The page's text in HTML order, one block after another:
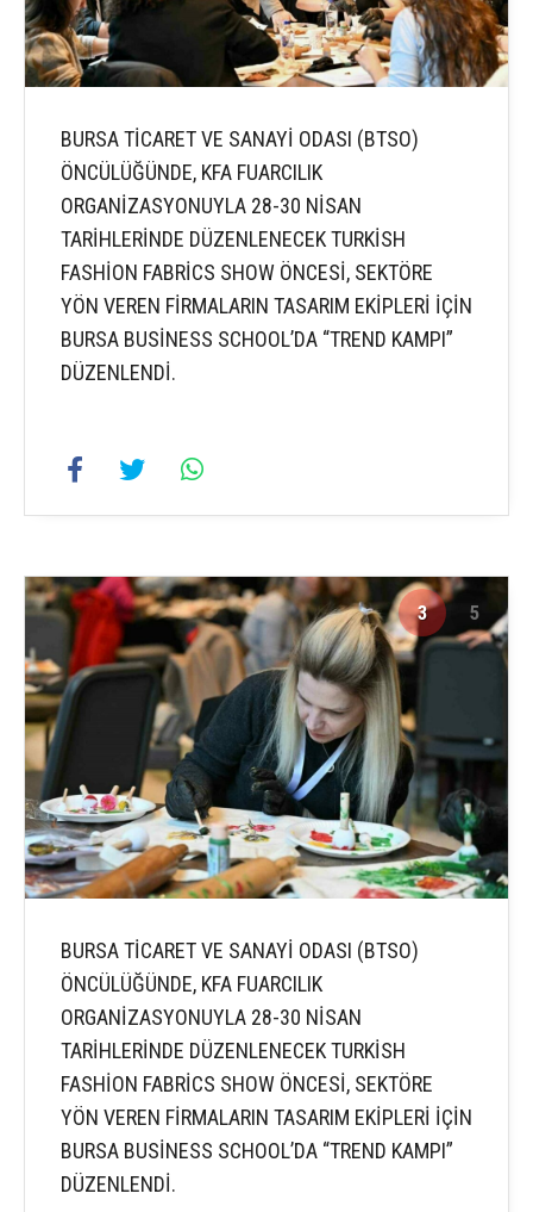
BURSA TİCARET VE SANAYİ ODASI (BTSO)
ÖNCÜLÜĞÜNDE, KFA FUARCILIK
ORGANİZASYONUYLA 28-30 NİSAN
TARİHLERİNDE DÜZENLENECEK TURKİSH
FASHİON FABRİCS SHOW ÖNCESİ, SEKTÖRE
YÖN VEREN FİRMALARIN TASARIM EKİPLERİ İÇİN
BURSA BUSİNESS SCHOOL’DA “TREND KAMPI”
DÜZENLENDİ.
3 5
BURSA TİCARET VE SANAYİ ODASI (BTSO)
ÖNCÜLÜĞÜNDE, KFA FUARCILIK
ORGANİZASYONUYLA 28-30 NİSAN
TARİHLERİNDE DÜZENLENECEK TURKİSH
FASHİON FABRİCS SHOW ÖNCESİ, SEKTÖRE
YÖN VEREN FİRMALARIN TASARIM EKİPLERİ İÇİN
BURSA BUSİNESS SCHOOL’DA “TREND KAMPI”
DÜZENLENDİ.